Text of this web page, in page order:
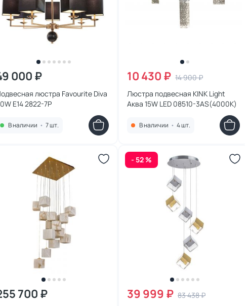
000 ₽
люстра Favourite Diva
E14 2822-7P
В наличии • 7 шт.
10 430 ₽ 14 900 ₽
Люстра подвесная KINK Light
Аква 15W LED 08510-3AS(4000K)
В наличии • 4 шт.
700 ₽
- 52 %
39 999 ₽ 83 438 ₽